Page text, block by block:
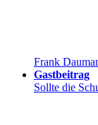
Frank
Gastbeitrag
Sollte die